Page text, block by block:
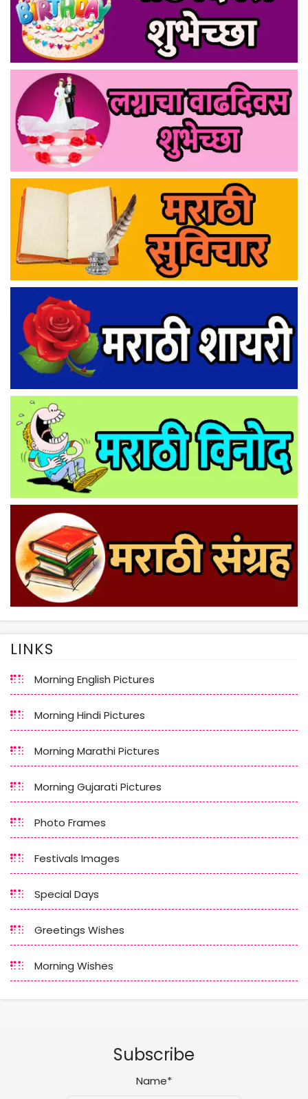
LINKS
Morning English Pictures
Morning Hindi Pictures
Morning Marathi Pictures
Morning Gujarati Pictures
Photo Frames
Festivals Images
Special Days
Greetings Wishes
Morning Wishes
Subscribe
Name*